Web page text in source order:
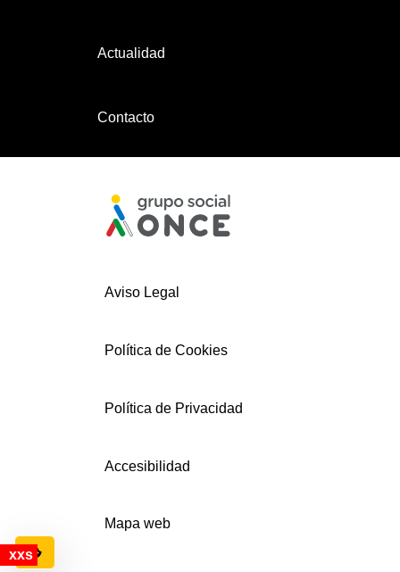
Actualidad
Contacto
Aviso Legal
Política de Cookies
Política de Privacidad
Accesibilidad
Mapa web